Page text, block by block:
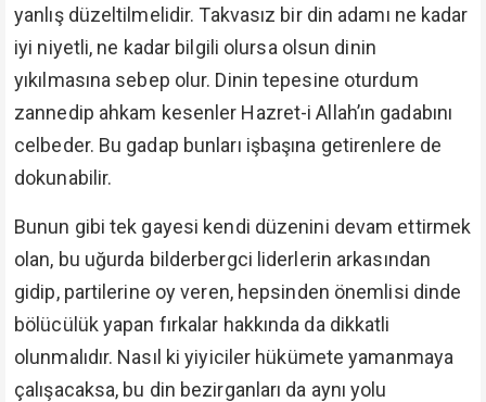
yanlış düzeltilmelidir. Takvasız bir din adamı ne kadar
iyi niyetli, ne kadar bilgili olursa olsun dinin
yıkılmasına sebep olur. Dinin tepesine oturdum
zannedip ahkam kesenler Hazret-i Allah’ın gadabını
celbeder. Bu gadap bunları işbaşına getirenlere de
dokunabilir.
Bunun gibi tek gayesi kendi düzenini devam ettirmek
olan, bu uğurda bilderbergci liderlerin arkasından
gidip, partilerine oy veren, hepsinden önemlisi dinde
bölücülük yapan fırkalar hakkında da dikkatli
olunmalıdır. Nasıl ki yiyiciler hükümete yamanmaya
çalışacaksa, bu din bezirganları da aynı yolu